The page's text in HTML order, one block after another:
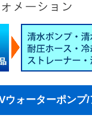
ウォーターポン